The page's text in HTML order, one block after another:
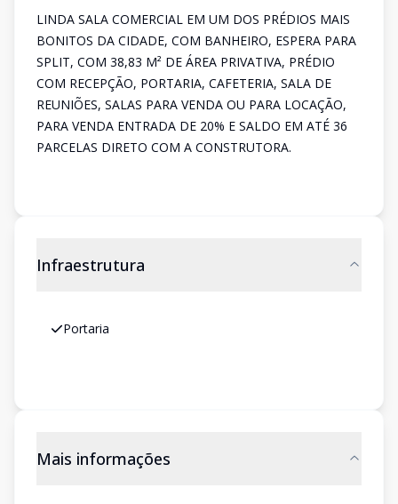
LINDA SALA COMERCIAL EM UM DOS PRÉDIOS MAIS
BONITOS DA CIDADE, COM BANHEIRO, ESPERA PARA
SPLIT, COM 38,83 M² DE ÁREA PRIVATIVA, PRÉDIO
COM RECEPÇÃO, PORTARIA, CAFETERIA, SALA DE
REUNIÕES, SALAS PARA VENDA OU PARA LOCAÇÃO,
PARA VENDA ENTRADA DE 20% E SALDO EM ATÉ 36
PARCELAS DIRETO COM A CONSTRUTORA.
Infraestrutura
Portaria
Mais informações